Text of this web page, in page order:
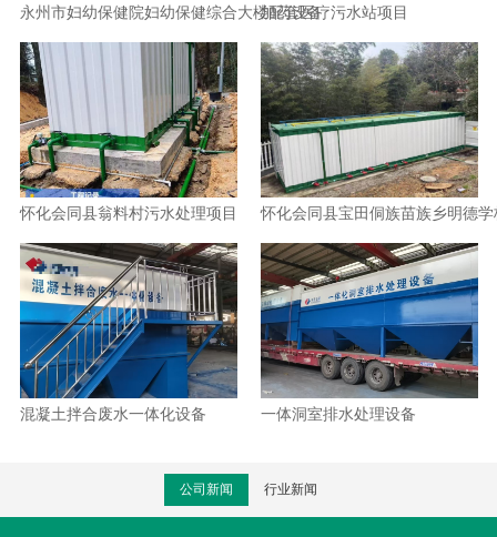
永州市妇幼保健院妇幼保健综合大楼配套医疗污水站项目
加药设备
怀化会同县翁料村污水处理项目 怀化会同县宝田侗族苗族乡明德
混凝土拌合废水一体化设备 一体洞室排水处理设备
公司新闻 行业新闻